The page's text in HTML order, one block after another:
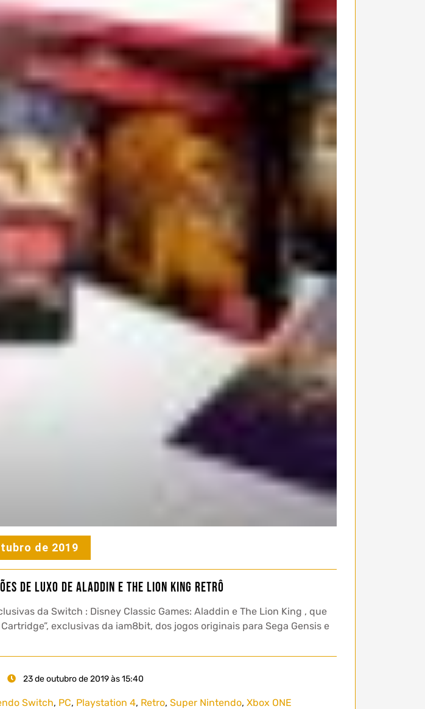
de 2019
de luxo de Aladdin e The Lion King retrô
da Switch : Disney Classic Games: Aladdin e The Lion King , que
exclusivas da iam8bit, dos jogos originais para Sega Gensis e
23 de outubro de 2019 às 15:40
Switch, PC, Playstation 4, Retro, Super Nintendo, Xbox ONE